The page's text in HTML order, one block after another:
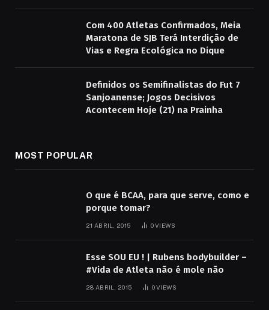
Com 400 Atletas Confirmados, Meia
Maratona de SJB Terá Interdição de
Vias e Regra Ecológica no Dique
Definidos os Semifinalistas do Fut 7
Sanjoanense; Jogos Decisivos
Acontecem Hoje (21) na Prainha
MOST POPULAR
O que é BCAA, para que serve, como e
porque tomar?
21 ABRIL, 2015 0VIEWS
Esse SOU EU ! | Rubens bodybuilder –
#Vida de Atleta não é mole não
28 ABRIL, 2015 0VIEWS